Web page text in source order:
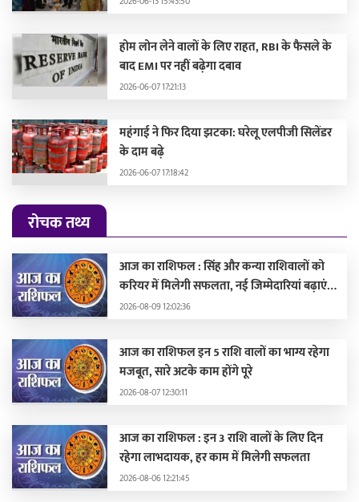
होम लोन लेने वालों के लिए राहत, RBI के फैसले के
बाद EMI पर नहीं बढ़ेगा दबाव
2026-06-07 17:21:13
महंगाई ने फिर दिया झटका: घरेलू एलपीजी सिलेंडर
के दाम बढ़े
2026-06-07 17:18:42
रोचक तथ्य
आज का राशिफल : सिंह और कन्या राशिवालों को
करियर में मिलेगी सफलता, नई जिम्मेदारियां बढ़ाएंगी
मान-सम्मान
2026-08-09 12:02:36
आज का राशिफल इन 5 राशि वालों का भाग्य रहेगा
मजबूत, सारे अटके काम होंगे पूरे
2026-08-07 12:30:11
आज का राशिफल : इन 3 राशि वालों के लिए दिन
रहेगा लाभदायक, हर काम में मिलेगी सफलता
2026-08-06 12:21:45